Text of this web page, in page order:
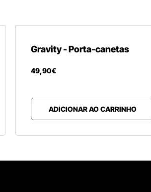
Gravity - Porta-canetas
49,90€
ADICIONAR AO CARRINHO